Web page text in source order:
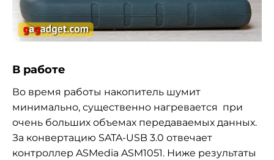
В работе
Во время работы накопитель шумит
минимально, существенно нагревается при
очень больших объемах передаваемых данных.
За конвертацию SATA-USB 3.0 отвечает
контроллер ASMedia ASM1051. Ниже результаты